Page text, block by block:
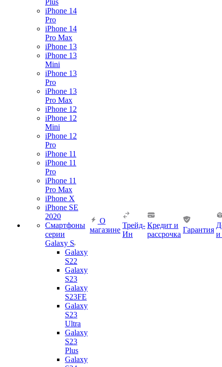
Plus
iPhone 14
Pro
iPhone 14
Pro Max
iPhone 13
iPhone 13
Mini
iPhone 13
Pro
iPhone 13
Pro Max
iPhone 12
iPhone 12
Mini
iPhone 12
Pro
iPhone 11
iPhone 11
Pro
iPhone 11
Pro Max
iPhone X
iPhone SE
2020
Смартфоны
серии
Galaxy S
Galaxy
S22
Galaxy
S23
Galaxy
S23FE
Galaxy
S23
Ultra
Galaxy
S23
Plus
Galaxy
О
магазине
Трейд-
Ин
Кредит и
рассрочка
Гарантия
и